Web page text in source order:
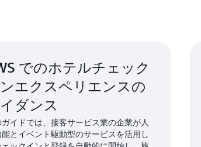
でのホテルチェック
エクスペリエンスの
ダンス
ガイドでは、接客サービス業の企業が人
能とイベント駆動型のサービスを活用し